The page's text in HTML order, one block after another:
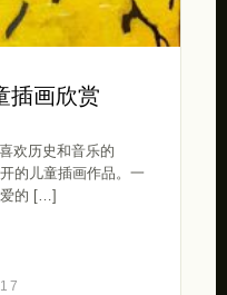
插画欣赏
欢历史和音乐的
的儿童插画作品。一
爱的 […]